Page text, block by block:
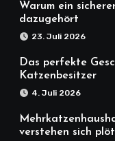
Warum ein
dazugehört
23. Juli 2026
Das perfekte
Katzenbesitzer
4. Juli 2026
verstehen sich